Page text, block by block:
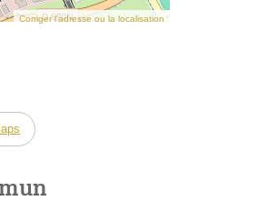
Corriger l’adresse ou la localisation